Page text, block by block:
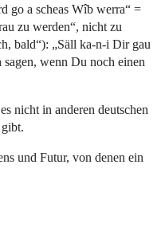
go a scheas Wîb werra“ =
zu werden“, nicht zu
bald“): „Säll ka-n-i Dir gau
wenn Du noch einen
nicht in anderen deutschen
und Futur, von denen ein